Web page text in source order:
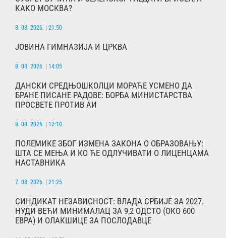
КАКО МОСКВА?
8. 08. 2026. | 21:50
ЈОВИНА ГИМНАЗИЈА И ЦРКВА
8. 08. 2026. | 14:05
ДАНСКИ СРЕДЊОШКОЛЦИ МОРАЋЕ УСМЕНО ДА
БРАНЕ ПИСАНЕ РАДОВЕ: БОРБА МИНИСТАРСТВА
ПРОСВЕТЕ ПРОТИВ АИ
8. 08. 2026. | 12:10
ПОЛЕМИКЕ ЗБОГ ИЗМЕНА ЗАКОНА О ОБРАЗОВАЊУ:
ШТА СЕ МЕЊА И КО ЋЕ ОДЛУЧИВАТИ О ЛИЦЕНЦАМА
НАСТАВНИКА
7. 08. 2026. | 21:25
СИНДИКАТ НЕЗАВИСНОСТ: ВЛАДА СРБИЈЕ ЗА 2027.
НУДИ ВЕЋИ МИНИМАЛАЦ ЗА 9,2 ОДСТО (ОКО 600
ЕВРА) И ОЛАКШИЦЕ ЗА ПОСЛОДАВЦЕ